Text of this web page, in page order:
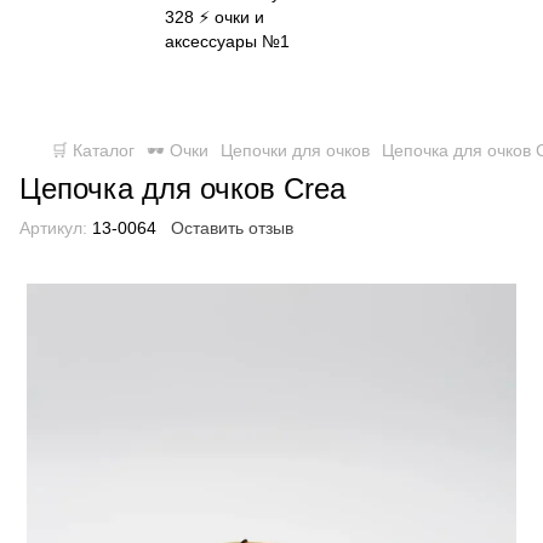
🛒 Каталог 🕶 Очки Цепочки для очков Цепочка для очков
Цепочка для очков Crea
Артикул: 13-0064 Оставить отзыв